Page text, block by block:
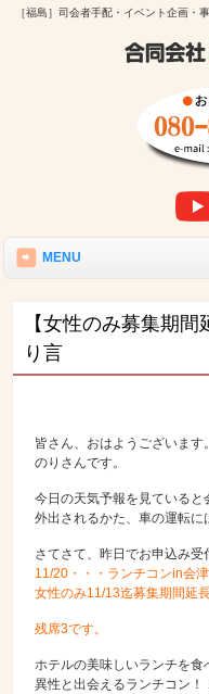
［福島］司会者手配・イベント企画・
MENU
【女性のみ募集期
り言
皆さん、おはようございます。
のりさんです。
今日の天気予報を見ていると
外出されるかた、車の運転に
さてさて、昨日でお申込み受
11/20・・・ランチコンin会
女性のみ11/13迄募集期間延
残席3です。
ホテルの美味しいランチを食
異性と出会えるランチコン！